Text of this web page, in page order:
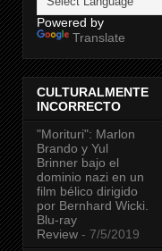
Powered by
Translate
CULTURALMENTE
INCORRECTO
"Morituri": Marlon
Brando y Yul
Brinner bajo el
dominio nazi en un
film bélico dirigido
por Bernhard Wicki.
Blu-ray
Review - 7/5/2019